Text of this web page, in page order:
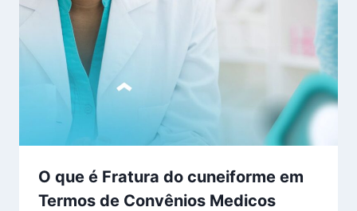
O que é Fratura do cuneiforme em
Termos de Convênios Medicos